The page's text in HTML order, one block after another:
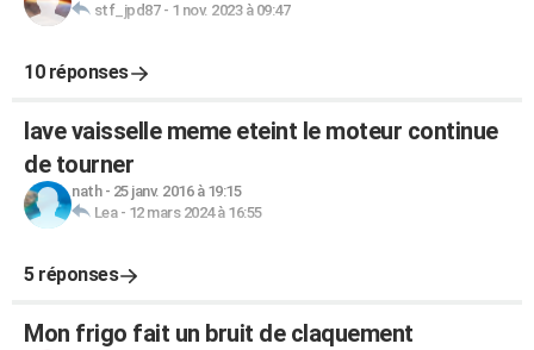
stf_jpd87- 1 nov. 2023 à 09:47
10 réponses
lave vaisselle meme eteint le moteur continue
de tourner
nath- 25 janv. 2016 à 19:15
Lea- 12 mars 2024 à 16:55
5 réponses
Mon frigo fait un bruit de claquement